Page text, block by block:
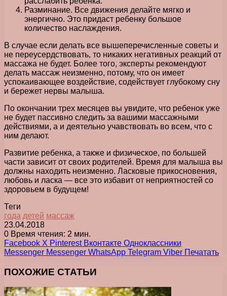
Разминание. Все движения делайте мягко и
энергично. Это придаст ребенку большое
количество наслаждения.
В случае если делать все вышеперечисленные советы и
не переусердствовать, то никаких негативных реакций от
массажа не будет. Более того, эксперты рекомендуют
делать массаж неизменно, потому, что он имеет
успокаивающее воздействие, содействует глубокому сну
и бережет нервы малыша.
По окончании трех месяцев вы увидите, что ребенок уже
не будет пассивно следить за вашими массажными
действиями, а и деятельно учавствовать во всем, что с
ним делают.
Развитие ребенка, а также и физическое, по большей
части зависит от своих родителей. Время для малыша вы
должны находить неизменно. Ласковые прикосновения,
любовь и ласка — все это избавит от неприятностей со
здоровьем в будущем!
Теги
года детей массаж
23.04.2018
0 Время чтения: 2 мин.
Facebook X Pinterest Вконтакте Одноклассники
Messenger Messenger WhatsApp Telegram Viber Печатать
ПОХОЖИЕ СТАТЬИ